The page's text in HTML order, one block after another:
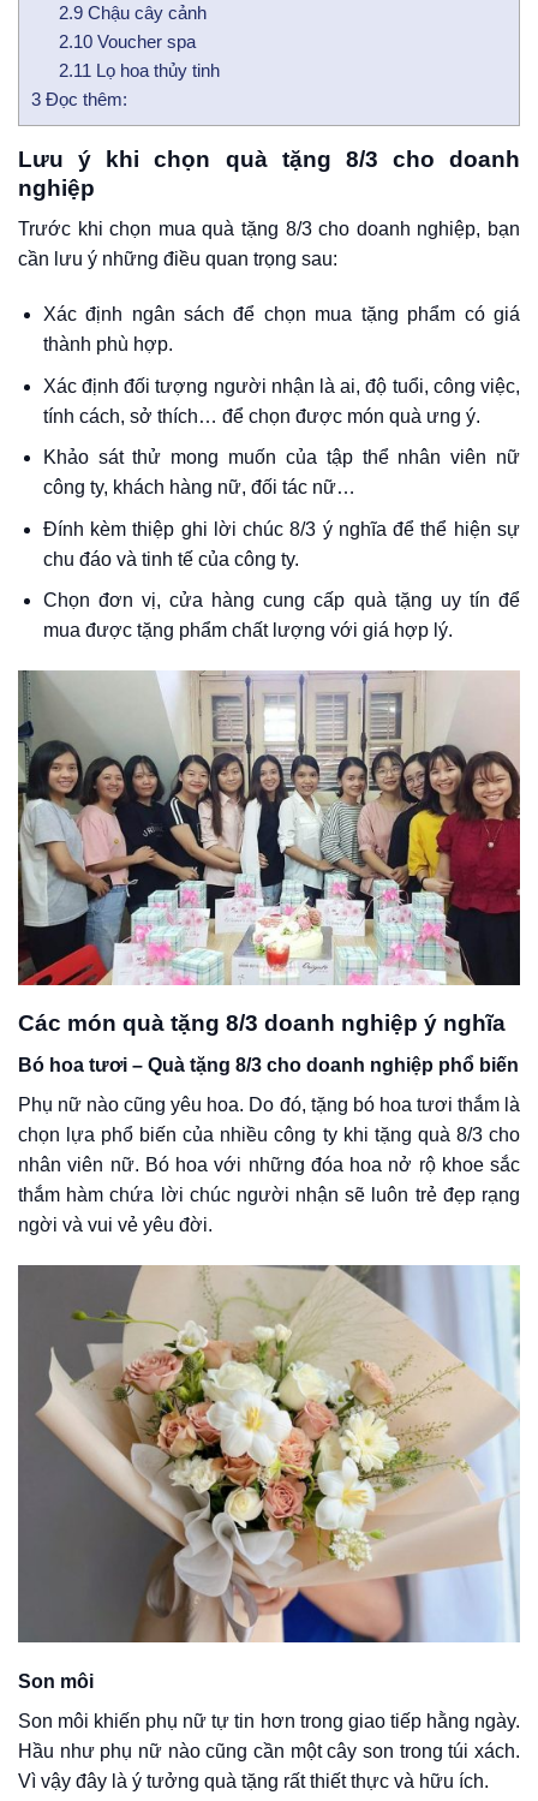
2.9Chậu cây cảnh
2.10Voucher spa
2.11 Lọ hoa thủy tinh
3 Đọc thêm:
Lưu ý khi chọn quà tặng 8/3 cho doanh
nghiệp
Trước khi chọn mua quà tặng 8/3 cho doanh nghiệp, bạn
cần lưu ý những điều quan trọng sau:
Xác định ngân sách để chọn mua tặng phẩm có giá
thành phù hợp.
Xác định đối tượng người nhận là ai, độ tuổi, công việc,
tính cách, sở thích… để chọn được món quà ưng ý.
Khảo sát thử mong muốn của tập thể nhân viên nữ
công ty, khách hàng nữ, đối tác nữ…
Đính kèm thiệp ghi lời chúc 8/3 ý nghĩa để thể hiện sự
chu đáo và tinh tế của công ty.
Chọn đơn vị, cửa hàng cung cấp quà tặng uy tín để
mua được tặng phẩm chất lượng với giá hợp lý.
Các món quà tặng 8/3 doanh nghiệp ý nghĩa
Bó hoa tươi – Quà tặng 8/3 cho doanh nghiệp phổ biến
Phụ nữ nào cũng yêu hoa. Do đó, tặng bó hoa tươi thắm là
chọn lựa phổ biến của nhiều công ty khi tặng quà 8/3 cho
nhân viên nữ. Bó hoa với những đóa hoa nở rộ khoe sắc
thắm hàm chứa lời chúc người nhận sẽ luôn trẻ đẹp rạng
ngời và vui vẻ yêu đời.
Son môi
Son môi khiến phụ nữ tự tin hơn trong giao tiếp hằng ngày.
Hầu như phụ nữ nào cũng cần một cây son trong túi xách.
Vì vậy đây là ý tưởng quà tặng rất thiết thực và hữu ích.